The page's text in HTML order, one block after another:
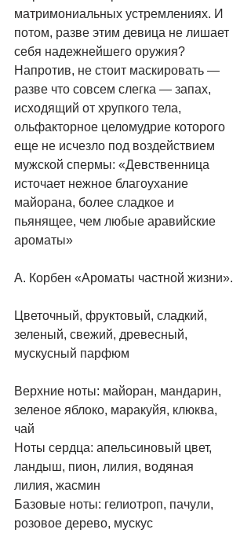
матримониальных устремлениях. И
потом, разве этим девица не лишает
себя надежнейшего оружия?
Напротив, не стоит маскировать —
разве что совсем слегка — запах,
исходящий от хрупкого тела,
ольфакторное целомудрие которого
еще не исчезло под воздействием
мужской спермы: «Девственница
источает нежное благоухание
майорана, более сладкое и
пьянящее, чем любые аравийские
ароматы»
А. Корбен «Ароматы частной жизни».
Цветочный, фруктовый, сладкий,
зеленый, свежий, древесный,
мускусный парфюм
Верхние ноты: майоран, мандарин,
зеленое яблоко, маракуйя, клюква,
чай
Ноты сердца: апельсиновый цвет,
ландыш, пион, лилия, водяная
лилия, жасмин
Базовые ноты: гелиотроп, пачули,
розовое дерево, мускус